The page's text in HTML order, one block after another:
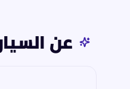
عن